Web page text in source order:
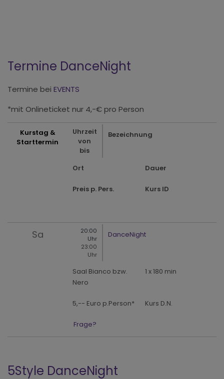
Termine DanceNight
Termine bei EVENTS
*mit Onlineticket nur 4,-€ pro Person
Kurstag &
Starttermin
Uhrzeit
von
bis
Bezeichnung
Ort Dauer
Preis p. Pers. Kurs ID
Sa
20:00
Uhr
23:00
Uhr
DanceNight
Saal Bianco bzw.
Nero
1 x 180 min
5,-- Euro p.Person* Kurs D.N.
Frage?
5Style DanceNight